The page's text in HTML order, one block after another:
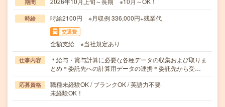
期間
時給 時給2100円 ※月収例 336,000円+残業代
交通費
全額支給 ※当社規定あり
仕事内容
＊給与・賞与計算に必要な各種データの収集および取りま
とめ＊委託先への計算用データの連携＊委託先から受…
応募資格
職種未経験OK / ブランクOK / 英語力不要
未経験OK！